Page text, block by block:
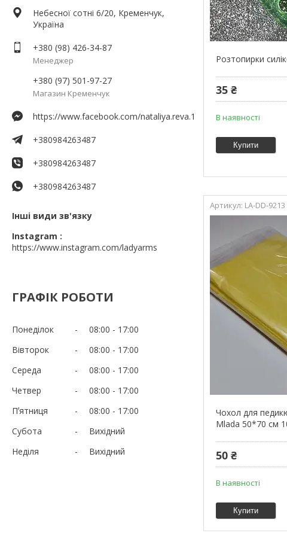
Небесної сотні 6/20, Кременчук,
Україна
+380 (98) 426-34-87
Менеджер
+380 (97) 501-97-27
Магазин Кременчук
https://www.facebook.com/nataliya.reva.1
+380984263487
+380984263487
+380984263487
Інші види зв'язку
Instagram
https://www.instagram.com/ladyarms
ГРАФІК РОБОТИ
Понеділок 08:00
17:00
Вівторок
08:00
17:00
Середа
08:00
17:00
Четвер
08:00
17:00
Пʼятниця
08:00
17:00
Субота
Вихідний
Неділя
Вихідний
Розтопирки
35 ₴
В наявності
Купити
LA-DD-9213
Чохол для
Mlada 50*70 см
50 ₴
В наявності
Купити